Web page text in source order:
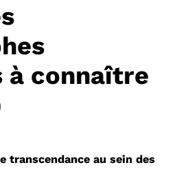
à connaître
transcendance au sein des